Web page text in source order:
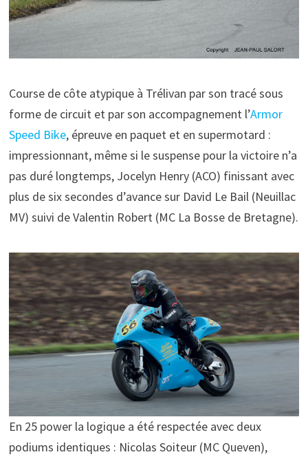
Course de côte atypique à Trélivan par son tracé sous
forme de circuit et par son accompagnement l’Armor
Speed Bike, épreuve en paquet et en supermotard :
impressionnant, même si le suspense pour la victoire n’a
pas duré longtemps, Jocelyn Henry (ACO) finissant avec
plus de six secondes d’avance sur David Le Bail (Neuillac
MV) suivi de Valentin Robert (MC La Bosse de Bretagne).
En 25 power la logique a été respectée avec deux
podiums identiques : Nicolas Soiteur (MC Queven),